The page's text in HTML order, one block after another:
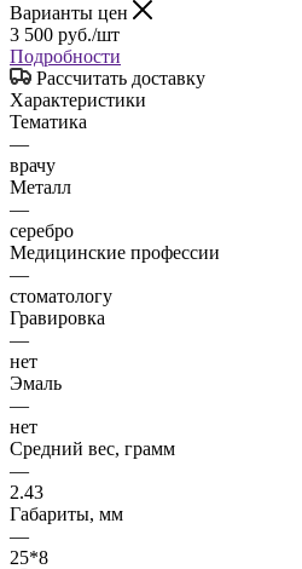
Варианты цен
3 500 руб./шт
Подробности
Рассчитать доставку
Характеристики
Тематика
—
врачу
Металл
—
серебро
Медицинские профессии
—
стоматологу
Гравировка
—
нет
Эмаль
—
нет
Средний вес, грамм
—
2.43
Габариты, мм
—
25*8